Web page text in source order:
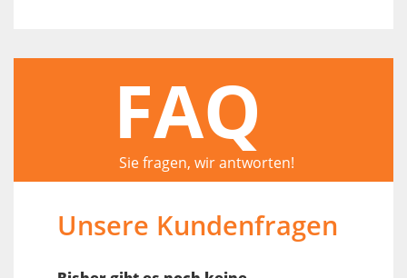
FAQ
Sie fragen, wir antworten!
Unsere Kundenfragen